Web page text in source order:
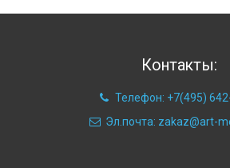
Контакты:
Телефон: +7(495)
Эл.почта: zakaz@art-